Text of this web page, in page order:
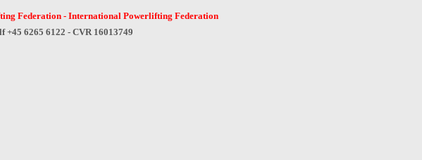
Federation- International Powerlifting Federation
6265 6122 - CVR 16013749